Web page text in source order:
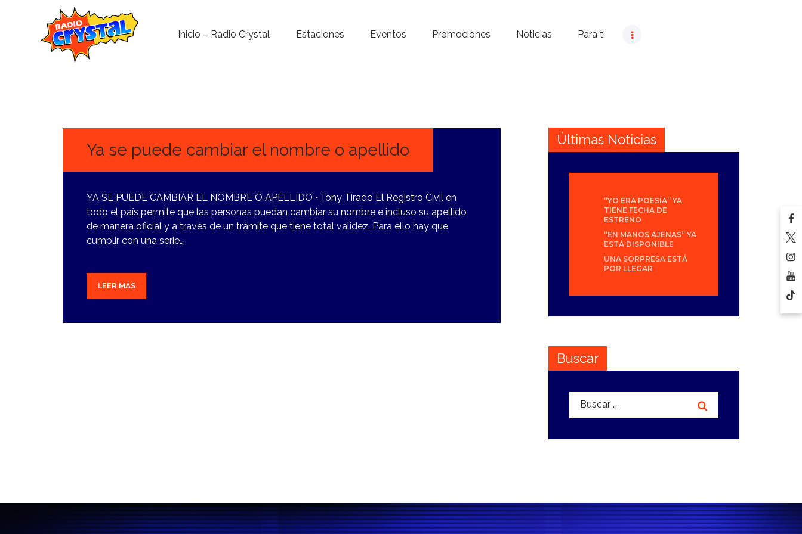
Inicio – Radio Crystal Estaciones Eventos Promociones Noticias Para ti
Noticias
Para ti
Contacto
Ya se puede cambiar el nombre o apellido
YA SE PUEDE CAMBIAR EL NOMBRE O APELLIDO ~Tony Tirado El Registro Civil en
todo el país permite que las personas puedan cambiar su nombre e incluso su apellido
de manera oficial y a través de un trámite que tiene total validez. Para ello hay que
cumplir con una serie…
LEER MÁS
Últimas Noticias
“YO ERA POESÍA” YA
TIENE FECHA DE
ESTRENO
“EN MANOS AJENAS” YA
ESTÁ DISPONIBLE
UNA SORPRESA ESTÁ
POR LLEGAR
Buscar
Buscar: